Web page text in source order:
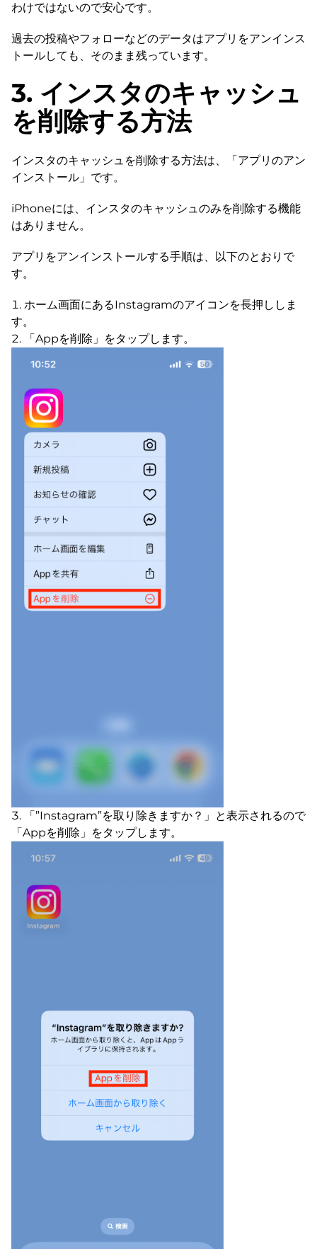
わけではないので安心です。
過去の投稿やフォローなどのデータはアプリをアンインス
トールしても、そのまま残っています。
3. インスタのキャッシュ
を削除する方法
インスタのキャッシュを削除する方法は、「アプリのアン
インストール」です。
iPhoneには、インスタのキャッシュのみを削除する機能
はありません。
アプリをアンインストールする手順は、以下のとおりで
す。
ホーム画面にあるInstagramのアイコンを長押ししま
す。
「Appを削除」をタップします。
「”Instagram”を取り除きますか？」と表示されるので
「Appを削除」をタップします。